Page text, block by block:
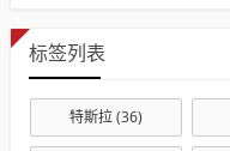
标签列表
特斯拉(36)